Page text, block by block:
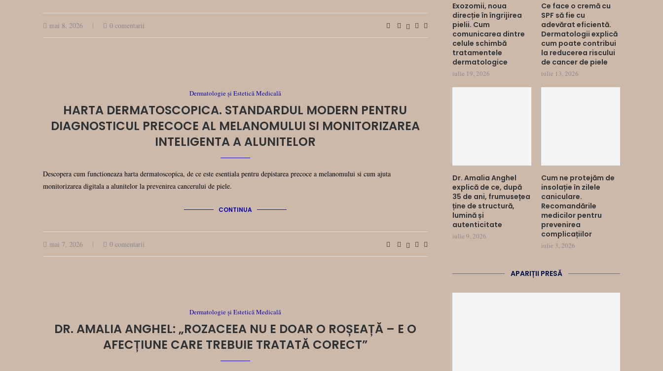
mai 8, 2026 0 comentarii
Dermatologie și Estetică Medicală
HARTA DERMATOSCOPICA. STANDARDUL MODERN PENTRU
DIAGNOSTICUL PRECOCE AL MELANOMULUI SI MONITORIZAREA
INTELIGENTA A ALUNITELOR
Descopera cum functioneaza harta dermatoscopica, de ce este esentiala pentru depistarea precoce a melanomului si cum ajuta
monitorizarea digitala a alunitelor la prevenirea cancerului de piele.
CONTINUA
mai 7, 2026 0 comentarii
Dermatologie și Estetică Medicală
DR. AMALIA ANGHEL: „ROZACEEA NU E DOAR O ROȘEAȚĂ – E O
AFECȚIUNE CARE TREBUIE TRATATĂ CORECT”
Exozomii, noua
direcție în îngrijirea
pielii. Cum
comunicarea dintre
celule schimbă
tratamentele
dermatologice
iulie 19, 2026
Ce face o cremă cu
SPF să fie cu
adevărat eficientă.
Dermatologii explică
cum poate contribui
la reducerea riscului
de cancer de piele
iulie 13, 2026
Dr. Amalia Anghel
explică de ce, după
35 de ani, frumusețea
ține de structură,
lumină și
autenticitate
iulie 9, 2026
Cum ne protejăm de
insolație în zilele
caniculare.
Recomandările
medicilor pentru
prevenirea
complicațiilor
iulie 3, 2026
APARIȚII PRESĂ